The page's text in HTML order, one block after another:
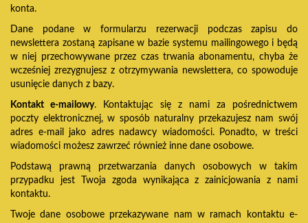
konta.
Dane podane w formularzu rezerwacji podczas zapisu do
newslettera zostaną zapisane w bazie systemu mailingowego i będą
w niej przechowywane przez czas trwania abonamentu, chyba że
wcześniej zrezygnujesz z otrzymywania newslettera, co spowoduje
usunięcie danych z bazy.
Kontakt e-mailowy. Kontaktując się z nami za pośrednictwem
poczty elektronicznej, w sposób naturalny przekazujesz nam swój
adres e-mail jako adres nadawcy wiadomości. Ponadto, w treści
wiadomości możesz zawrzeć również inne dane osobowe.
Podstawą prawną przetwarzania danych osobowych w takim
przypadku jest Twoja zgoda wynikająca z zainicjowania z nami
kontaktu.
Twoje dane osobowe przekazywane nam w ramach kontaktu e-